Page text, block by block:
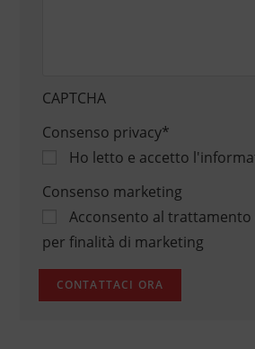
CAPTCHA
Consenso privacy*
Ho letto e accetto
Consenso marketing
Acconsento al trattamento
per finalità di marketing